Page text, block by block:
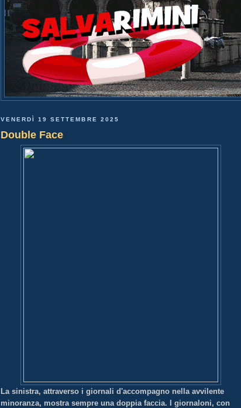
VENERDÌ 19 SETTEMBRE 2025
Double Face
La sinistra, attraverso i giornali d'accompagno nella avvilente
minoranza, mostra sempre una doppia faccia. I giornaloni, con